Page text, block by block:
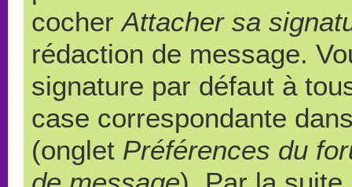
cocherAttacher sa
rédaction de message.
signature par défaut à
case correspondante
(onglet Préférences du